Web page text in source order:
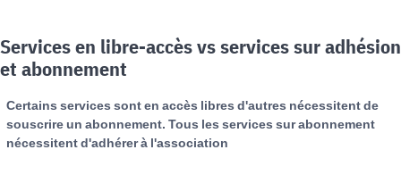
Services en libre-accès vs services sur adhésion
et abonnement
Certains services sont en accès libres d'autres nécessitent de
souscrire un abonnement. Tous les services sur abonnement
nécessitent d'adhérer à l'association